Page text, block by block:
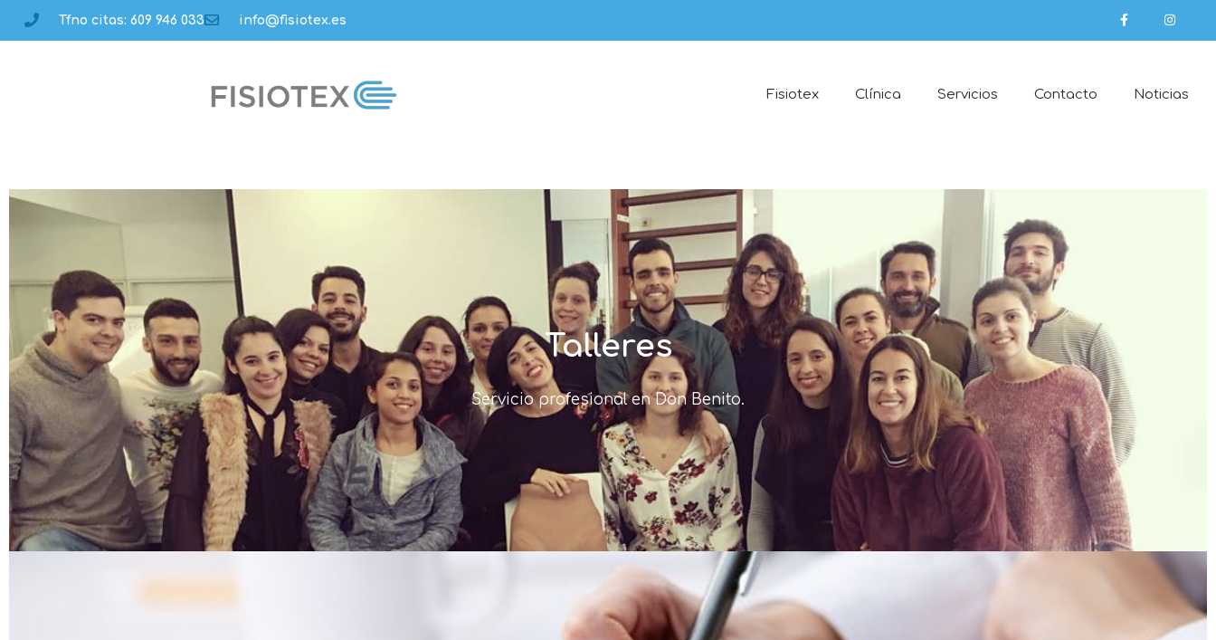
Tfno citas: 609 946 033 info@fisiotex.es
Fisiotex Clínica Servicios Contacto Noticias
Talleres
Servicio profesional en Don Benito.